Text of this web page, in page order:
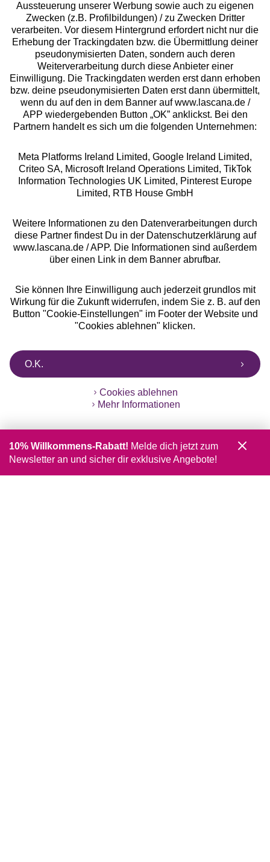
Beratung
Über uns
Rechtliches
Alle Preise inkl. MwSt., zzgl.
Versandkosten
** Bonität vorausgesetzt, berechtigt zur Bonitätsprüfung
Aussteuerung unserer Werbung sowie auch zu eigenen
Zwecken (z.B. Profilbildungen) / zu Zwecken Dritter
verarbeiten. Vor diesem Hintergrund erfordert nicht nur die
Erhebung der Trackingdaten bzw. die Übermittlung deiner
pseudonymisierten Daten, sondern auch deren
Weiterverarbeitung durch diese Anbieter einer
Einwilligung. Die Trackingdaten werden erst dann erhoben
bzw. deine pseudonymisierten Daten erst dann übermittelt,
wenn du auf den in dem Banner auf www.lascana.de /
APP wiedergebenden Button „OK” anklickst. Bei den
Partnern handelt es sich um die folgenden Unternehmen:
Meta Platforms Ireland Limited, Google Ireland Limited,
Criteo SA, Microsoft Ireland Operations Limited, TikTok
Information Technologies UK Limited, Pinterest Europe
Limited, RTB House GmbH
Weitere Informationen zu den Datenverarbeitungen durch
diese Partner findest Du in der Datenschutzerklärung auf
www.lascana.de / APP. Die Informationen sind außerdem
über einen Link in dem Banner abrufbar.
Sie können Ihre Einwilligung auch jederzeit grundlos mit
Wirkung für die Zukunft widerrufen, indem Sie z. B. auf den
Button "Cookie-Einstellungen" im Footer der Website und
"Cookies ablehnen" klicken.
O.K.
Cookies ablehnen
Mehr Informationen
10% Willkommens-Rabatt! Melde dich jetzt zum
Newsletter an und sicher dir exklusive Angebote!